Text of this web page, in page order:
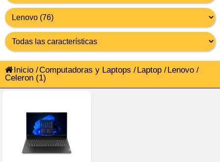
Inicio /Computadoras y Laptops /Laptop /Lenovo /
Celeron (1)